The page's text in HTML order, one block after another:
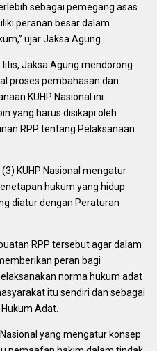
sebagai pemegang asas
peranan besar dalam
ujar Jaksa Agung.
Jaksa Agung mendorong
proses pembahasan dan
KUHP Nasional ini.
yang harus disikapi oleh
RPP tentang Pelaksanaan
KUHP Nasional mengatur
hukum yang hidup
diatur dengan Peraturan
RPP tersebut agar dalam
peran bagi
norma hukum adat
itu sendiri dan sebagai
Adat.
yang mengatur konsep